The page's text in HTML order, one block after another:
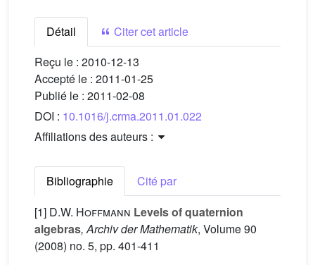
Détail
Citer cet article
Reçu le : 2010-12-13
Accepté le : 2011-01-25
Publié le : 2011-02-08
DOI : 10.1016/j.crma.2011.01.022
Affiliations des auteurs :
Bibliographie
Cité par
[1] D.W. Hoffmann Levels of quaternion
algebras, Archiv der Mathematik, Volume 90
(2008) no. 5, pp. 401-411